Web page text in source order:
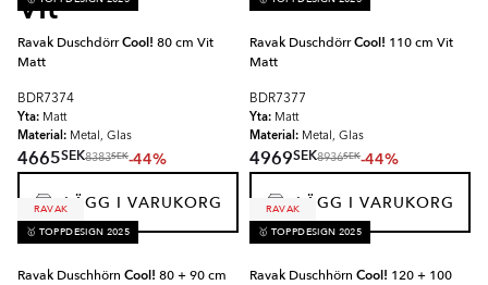
Ravak DuschdörrCool! 80 cm Vit
Matt
BDR7374
Yta: Matt
Material: Metal, Glas
4665SEK8383SEK-44%
LÄGG I VARUKORG
Ravak DuschdörrCool! 110 cm Vit
Matt
BDR7377
Yta: Matt
Material: Metal, Glas
4969SEK8936SEK-44%
LÄGG I VARUKORG
RAVAK
🥇 TOPPDESIGN 2025
Ravak Duschhörn Cool! 80 + 90 cm
RAVAK
🥇 TOPPDESIGN 2025
Ravak Duschhörn Cool! 120 + 100